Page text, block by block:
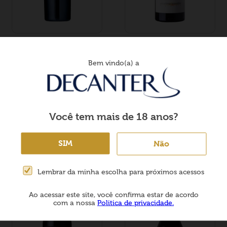
Bem vindo(a) a
Você tem mais de 18 anos?
SIM Não
Lembrar da minha escolha para próximos acessos
Ao acessar este site, você confirma estar de acordo
com a nossa Politica de privacidade.
Edition Brasil Tinto 2022
- 2022- 750ml
00
＋
Comprar
Alvarinho Curtimenta
Portugal- 2022
Cód: 00100522
R$ 760,00
＋
－
Comprar
25%